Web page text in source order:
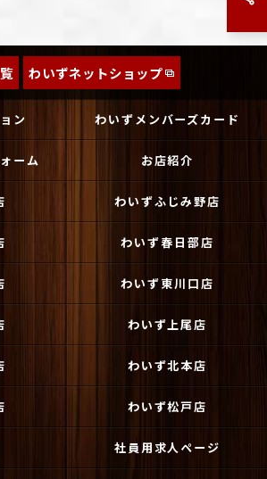
わいずネットショップ
ン わいずメンバーズカード
ーム お店紹介
わいずふじみ野店
わいず春日部店
わいず東川口店
わいず上尾店
わいず北本店
わいず松戸店
社員用求人ページ